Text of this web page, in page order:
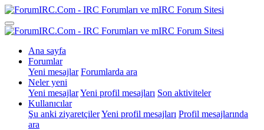
Ana sayfa
Forumlar
Yeni mesajlar Forumlarda ara
Neler yeni
Yeni mesajlarYeni profil mesajları Son aktiviteler
Kullanıcılar
Şu anki ziyaretçilerYeni profil mesajları Profil mesajlarında
ara